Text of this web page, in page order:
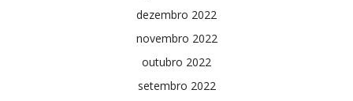
dezembro 2022
novembro 2022
outubro 2022
setembro 2022